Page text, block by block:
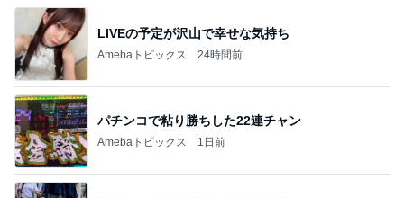
LIVEの予定が沢山で幸せな気持ち
Amebaトピックス 24時間前
パチンコで粘り勝ちした22連チャン
Amebaトピックス 1日前